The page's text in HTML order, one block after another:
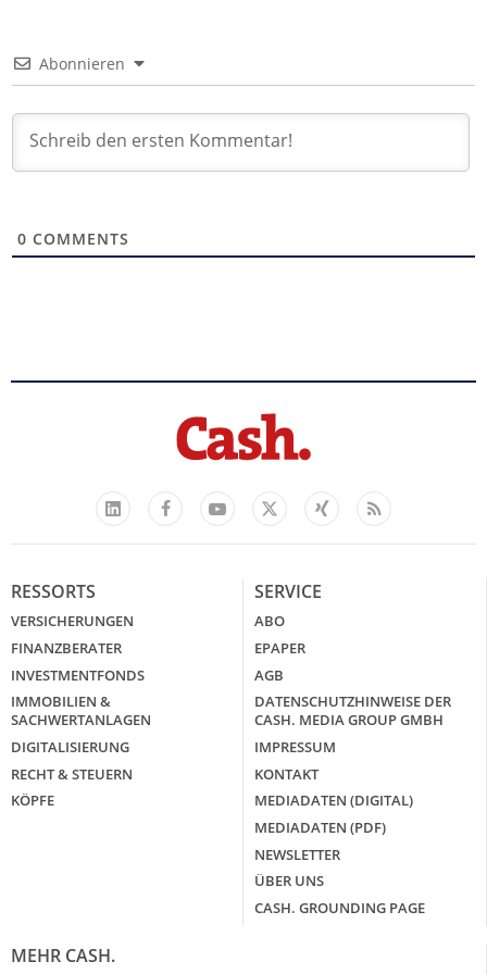
Abonnieren
0 COMMENTS
LinkedIn
FacebookYouTube
X
Xing Feed
RESSORTS
VERSICHERUNGEN
FINANZBERATER
INVESTMENTFONDS
IMMOBILIEN &
SACHWERTANLAGEN
DIGITALISIERUNG
RECHT & STEUERN
KÖPFE
SERVICE
ABO
EPAPER
AGB
DATENSCHUTZHINWEISE DER
CASH. MEDIA GROUP GMBH
IMPRESSUM
KONTAKT
MEDIADATEN (DIGITAL)
MEDIADATEN (PDF)
NEWSLETTER
ÜBER UNS
CASH. GROUNDING PAGE
MEHR CASH.